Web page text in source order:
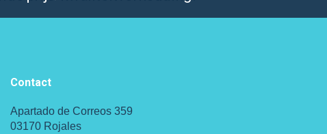
Contact
Apartado de Correos 359
03170 Rojales